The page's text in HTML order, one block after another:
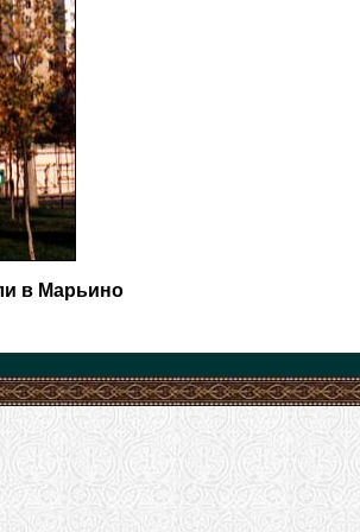
в Марьино